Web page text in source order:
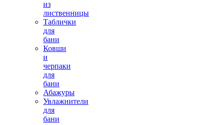
из
лиственницы
Таблички
для
бани
Ковши
и
черпаки
для
бани
Абажуры
Увлажнители
для
бани